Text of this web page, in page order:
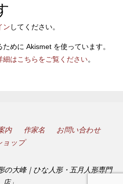
ン してください。
めに Akismet を使っています。
細はこちらをご覧ください。
内 作家名
お問い合わせ
ョップ
大峰｜ひな人形・五月人形専門